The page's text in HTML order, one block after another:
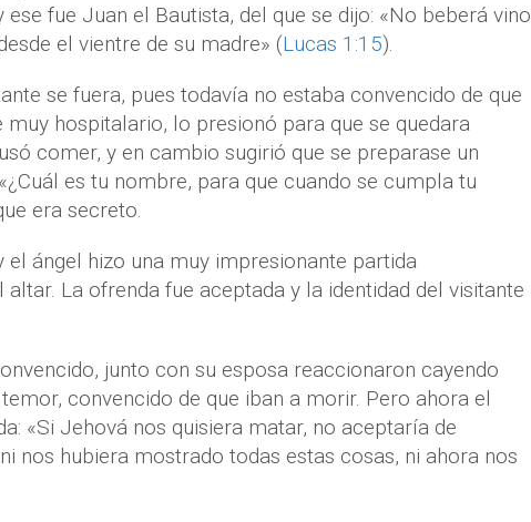
fue Juan el Bautista, del que se dijo: «No beberá vino
el vientre de su madre» (Lucas 1:15).
se fuera, pues todavía no estaba convencido de que
hospitalario, lo presionó para que se quedara
comer, y en cambio sugirió que se preparase un
es tu nombre, para que cuando se cumpla tu
era secreto.
ángel hizo una muy impresionante partida
La ofrenda fue aceptada y la identidad del visitante
junto con su esposa reaccionaron cayendo
convencido de que iban a morir. Pero ahora el
«Si Jehová nos quisiera matar, no aceptaría de
nos hubiera mostrado todas estas cosas, ni ahora nos